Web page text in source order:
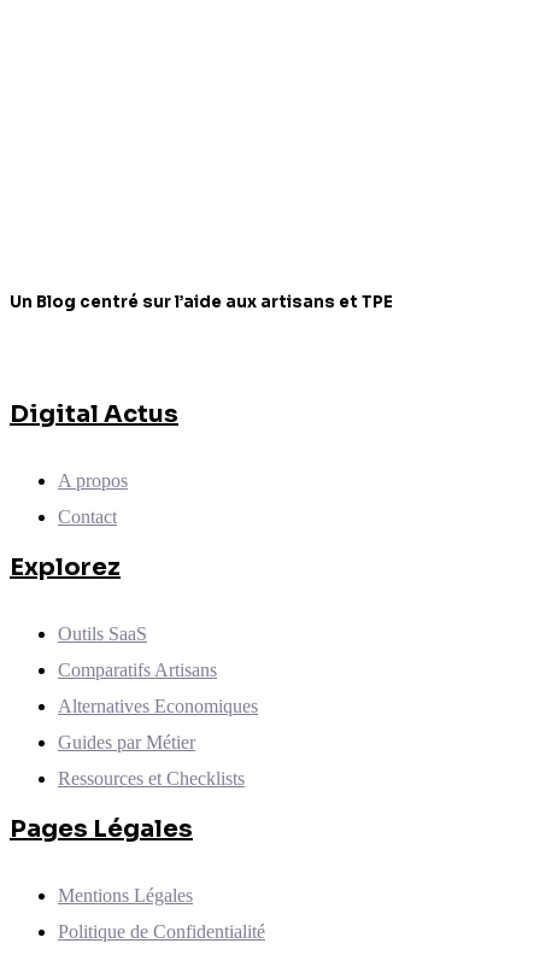
Un Blog centré sur l’aide aux artisans et TPE
Digital Actus
A propos
Contact
Explorez
Outils SaaS
Comparatifs Artisans
Alternatives Economiques
Guides par Métier
Ressources et Checklists
Pages Légales
Mentions Légales
Politique de Confidentialité